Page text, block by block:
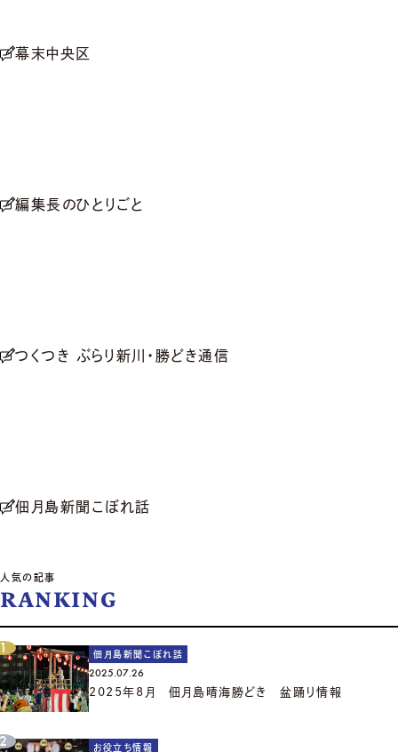
幕末中央区
編集長のひとりごと
つくつき ぶらり新川・勝どき通信
佃月島新聞こぼれ話
人気の記事
RANKING
佃月島新聞こぼれ話
2025.07.26
2025年8月 佃月島晴海勝どき 盆踊り情報
お役立ち情報